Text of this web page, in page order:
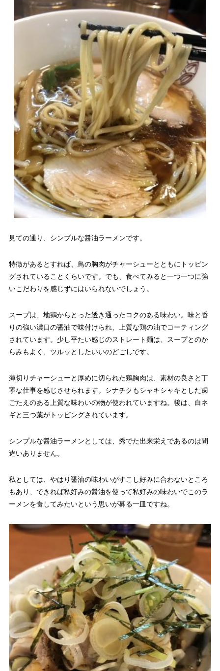
見ての通り、シンプルな醤油ラーメンです。
特徴があるとすれば、鳥の胸肉がチャーシューとともにトッピン
グされていることくらいです。でも、食べてみると一つ一つに強
いこだわりを感じずにはいられないでしょう。
スープは、地鶏からとった透き通ったコクのある味わい。味と香
りの強い濃口の醤油で味付けられ、上質な鶏の油でコーティング
されています。少し平たい感じのストレート麺は、スープとのか
らみもよく、ツルッとしたいいのどごしです。
薄切りチャーシューと厚めに切られた鶏胸肉は、素材の良さと丁
寧な仕事を感じさせられます。シナチクもシャキシャキとした歯
ごたえのある上質な味わいの物が使われていますね。後は、白ネ
ギと三つ葉がトッピングされています。
シンプルな醤油ラーメンとしては、秀でた出来栄えであるのは間
違いありません。
私としては、やはり醤油の味わいがすこし好みに合わないところ
もあり、できれば私好みの醤油を使って私好みの味わいでこのラ
ーメンを食してみたいという思いが募る一皿ですね。